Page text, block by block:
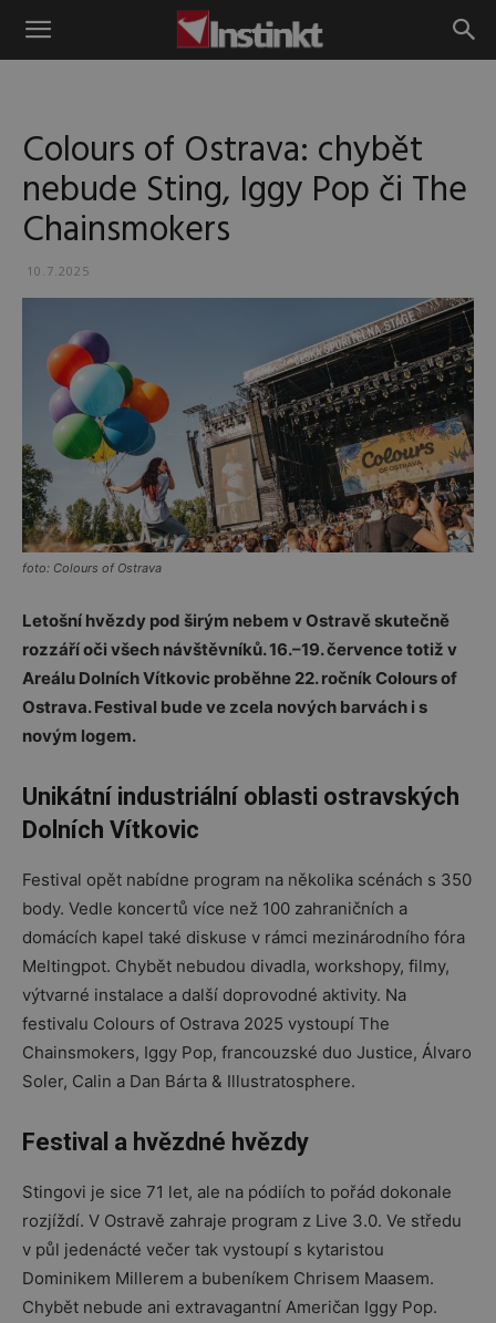
Instinkt
Colours of Ostrava: chybět
nebude Sting, Iggy Pop či The
Chainsmokers
10.7.2025
foto: Colours of Ostrava
Letošní hvězdy pod širým nebem v Ostravě skutečně
rozzáří oči všech návštěvníků. 16.–19. července totiž v
Areálu Dolních Vítkovic proběhne 22. ročník Colours of
Ostrava. Festival bude ve zcela nových barvách i s
novým logem.
Unikátní industriální oblasti ostravských
Dolních Vítkovic
Festival opět nabídne program na několika scénách s 350
body. Vedle koncertů více než 100 zahraničních a
domácích kapel také diskuse v rámci mezinárodního fóra
Meltingpot. Chybět nebudou divadla, workshopy, filmy,
výtvarné instalace a další doprovodné aktivity. Na
festivalu Colours of Ostrava 2025 vystoupí The
Chainsmokers, Iggy Pop, francouzské duo Justice, Álvaro
Soler, Calin a Dan Bárta & Illustratosphere.
Festival a hvězdné hvězdy
Stingovi je sice 71 let, ale na pódiích to pořád dokonale
rozjíždí. V Ostravě zahraje program z Live 3.0. Ve středu
v půl jedenácté večer tak vystoupí s kytaristou
Dominikem Millerem a bubeníkem Chrisem Maasem.
Chybět nebude ani extravagantní Američan Iggy Pop.